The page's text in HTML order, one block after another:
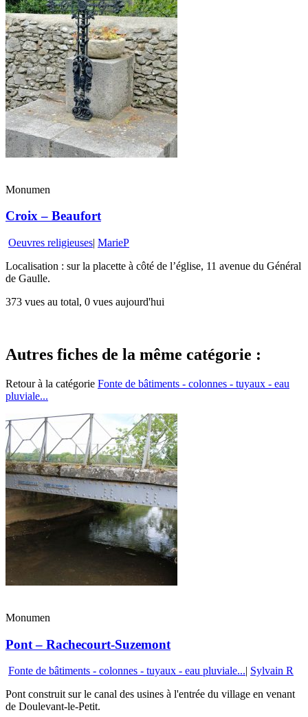
Monumen
Croix – Beaufort
Oeuvres religieuses| MarieP
Localisation : sur la placette à côté de l’église, 11 avenue du Général
de Gaulle.
373 vues au total, 0 vues aujourd'hui
Autres fiches de la même catégorie :
Retour à la catégorie Fonte de bâtiments - colonnes - tuyaux - eau
pluviale...
Monumen
Pont – Rachecourt-Suzemont
Fonte de bâtiments - colonnes - tuyaux - eau pluviale...| Sylvain R
Pont construit sur le canal des usines à l'entrée du village en venant
de Doulevant-le-Petit.